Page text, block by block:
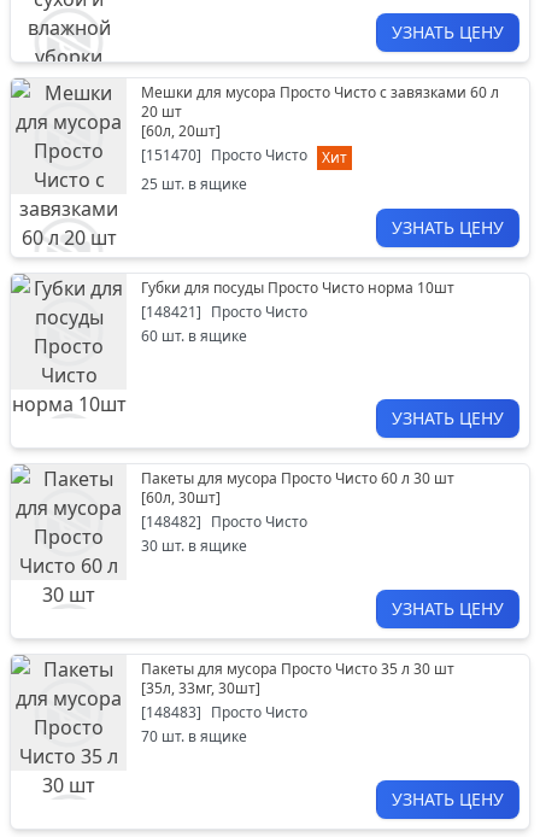
УЗНАТЬ ЦЕНУ
Мешки для мусора Просто Чисто с завязками 60 л
20 шт
[60л, 20шт]
[151470] Просто Чисто
Хит
25 шт. в ящике
УЗНАТЬ ЦЕНУ
Губки для посуды Просто Чисто норма 10шт
[148421] Просто Чисто
60 шт. в ящике
УЗНАТЬ ЦЕНУ
Пакеты для мусора Просто Чисто 60 л 30 шт
[60л, 30шт]
[148482] Просто Чисто
30 шт. в ящике
УЗНАТЬ ЦЕНУ
Пакеты для мусора Просто Чисто 35 л 30 шт
[35л, 33мг, 30шт]
[148483] Просто Чисто
70 шт. в ящике
УЗНАТЬ ЦЕНУ